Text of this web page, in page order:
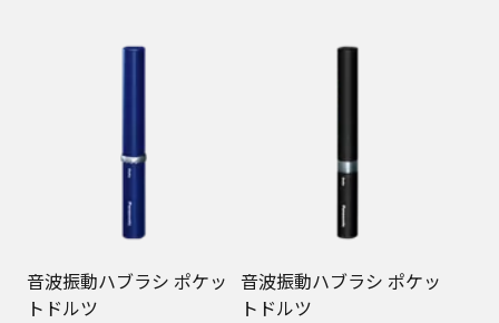
音波振動ハブラシ ポケッ
トドルツ
音波振動ハブラシ ポケッ
トドルツ